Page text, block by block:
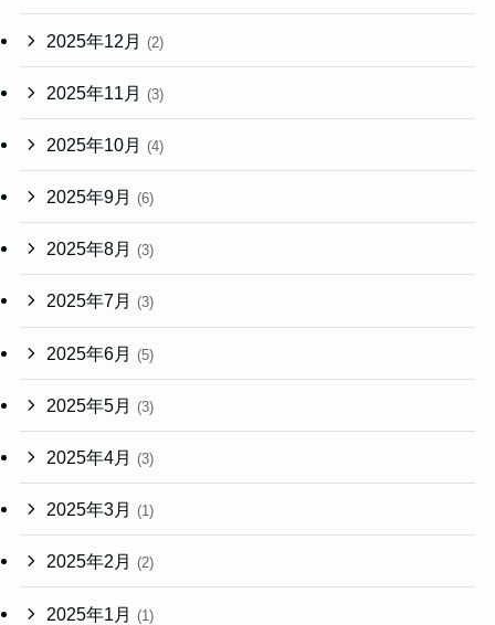
2025年12月 (2)
2025年11月 (3)
2025年10月 (4)
2025年9月 (6)
2025年8月 (3)
2025年7月 (3)
2025年6月 (5)
2025年5月 (3)
2025年4月 (3)
2025年3月 (1)
2025年2月 (2)
2025年1月 (1)